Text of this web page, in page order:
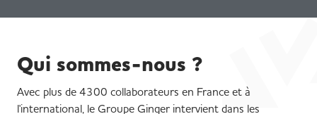
Qui sommes-nous ?
Avec plus de 4300 collaborateurs en France et à
l'international, le Groupe Ginger intervient dans les